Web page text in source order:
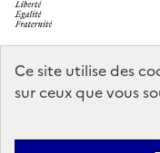
Ce site utilise des
sur ceux que vous
education.gouv.fr
enseignementsup-